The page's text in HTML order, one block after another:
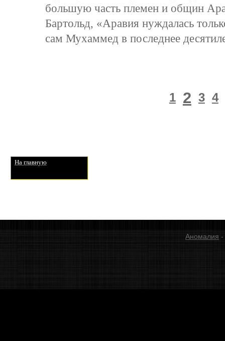
большую часть племен и общин
Бартольд, «Аравия нуждалась
сам Мухаммед в последнее
1 2 3 4
На главную
Аномалия -